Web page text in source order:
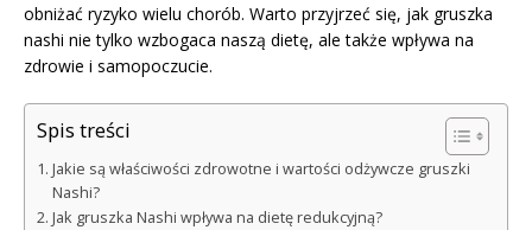
obniżać ryzyko wielu chorób. Warto przyjrzeć się, jak gruszka
nashi nie tylko wzbogaca naszą dietę, ale także wpływa na
zdrowie i samopoczucie.
Spis treści
Jakie są właściwości zdrowotne i wartości odżywcze gruszki
Nashi?
Jak gruszka Nashi wpływa na dietę redukcyjną?